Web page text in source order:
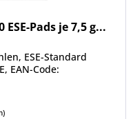
Pads je 7,5 g...
ESE-Standard
EAN-Code: